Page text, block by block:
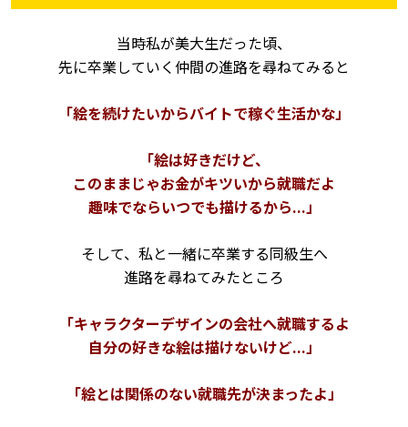
当時私が美大生だった頃、
先に卒業していく仲間の進路を尋ねてみると
「絵を続けたいからバイトで稼ぐ生活かな」
「絵は好きだけど、
このままじゃお金がキツいから就職だよ
趣味でならいつでも描けるから...」
そして、私と一緒に卒業する同級生へ
進路を尋ねてみたところ
「キャラクターデザインの会社へ就職するよ
自分の好きな絵は描けないけど...」
「絵とは関係のない就職先が決まったよ」